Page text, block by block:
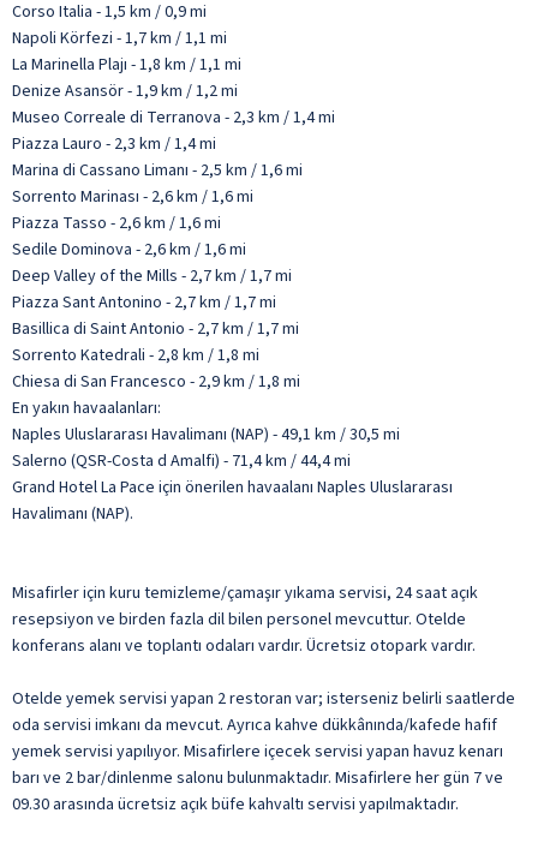
Corso Italia - 1,5 km / 0,9 mi
Napoli Körfezi - 1,7 km / 1,1 mi
La Marinella Plajı - 1,8 km / 1,1 mi
Denize Asansör - 1,9 km / 1,2 mi
Museo Correale di Terranova - 2,3 km / 1,4 mi
Piazza Lauro - 2,3 km / 1,4 mi
Marina di Cassano Limanı - 2,5 km / 1,6 mi
Sorrento Marinası - 2,6 km / 1,6 mi
Piazza Tasso - 2,6 km / 1,6 mi
Sedile Dominova - 2,6 km / 1,6 mi
Deep Valley of the Mills - 2,7 km / 1,7 mi
Piazza Sant Antonino - 2,7 km / 1,7 mi
Basillica di Saint Antonio - 2,7 km / 1,7 mi
Sorrento Katedrali - 2,8 km / 1,8 mi
Chiesa di San Francesco - 2,9 km / 1,8 mi
En yakın havaalanları:
Naples Uluslararası Havalimanı (NAP) - 49,1 km / 30,5 mi
Salerno (QSR-Costa d Amalfi) - 71,4 km / 44,4 mi
Grand Hotel La Pace için önerilen havaalanı Naples Uluslararası
Havalimanı (NAP).
Misafirler için kuru temizleme/çamaşır yıkama servisi, 24 saat açık
resepsiyon ve birden fazla dil bilen personel mevcuttur. Otelde
konferans alanı ve toplantı odaları vardır. Ücretsiz otopark vardır.
Otelde yemek servisi yapan 2 restoran var; isterseniz belirli saatlerde
oda servisi imkanı da mevcut. Ayrıca kahve dükkânında/kafede hafif
yemek servisi yapılıyor. Misafirlere içecek servisi yapan havuz kenarı
barı ve 2 bar/dinlenme salonu bulunmaktadır. Misafirlere her gün 7 ve
09.30 arasında ücretsiz açık büfe kahvaltı servisi yapılmaktadır.